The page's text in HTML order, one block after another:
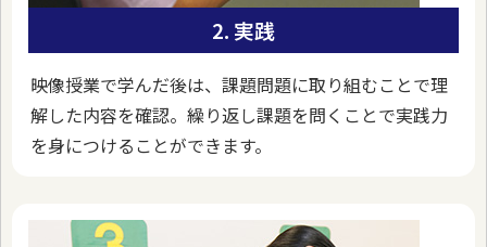
2. 実践
映像授業で学んだ後は、課題問題に取り組むことで理
解した内容を確認。繰り返し課題を問くことで実践力
を身につけることができます。